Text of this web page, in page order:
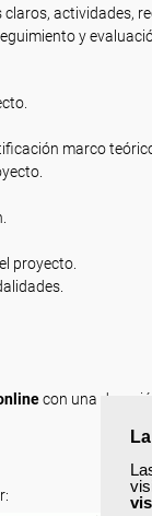
actividades,
y
marco
proyecto.
con una